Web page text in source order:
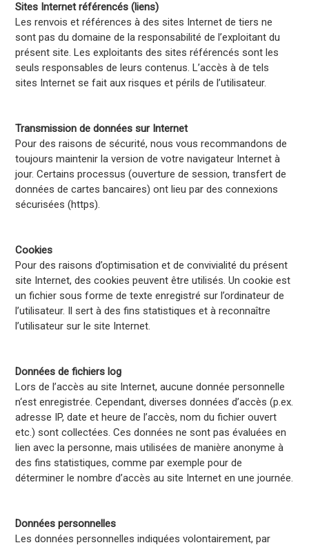
Sites Internet référencés (liens)
Les renvois et références à des sites Internet de tiers ne
sont pas du domaine de la responsabilité de l’exploitant du
présent site. Les exploitants des sites référencés sont les
seuls responsables de leurs contenus. L’accès à de tels
sites Internet se fait aux risques et périls de l’utilisateur.
Transmission de données sur Internet
Pour des raisons de sécurité, nous vous recommandons de
toujours maintenir la version de votre navigateur Internet à
jour. Certains processus (ouverture de session, transfert de
données de cartes bancaires) ont lieu par des connexions
sécurisées (https).
Cookies
Pour des raisons d’optimisation et de convivialité du présent
site Internet, des cookies peuvent être utilisés. Un cookie est
un fichier sous forme de texte enregistré sur l’ordinateur de
l’utilisateur. Il sert à des fins statistiques et à reconnaître
l’utilisateur sur le site Internet.
Données de fichiers log
Lors de l’accès au site Internet, aucune donnée personnelle
n‘est enregistrée. Cependant, diverses données d’accès (p.ex.
adresse IP, date et heure de l’accès, nom du fichier ouvert
etc.) sont collectées. Ces données ne sont pas évaluées en
lien avec la personne, mais utilisées de manière anonyme à
des fins statistiques, comme par exemple pour de
déterminer le nombre d’accès au site Internet en une journée.
Données personnelles
Les données personnelles indiquées volontairement, par